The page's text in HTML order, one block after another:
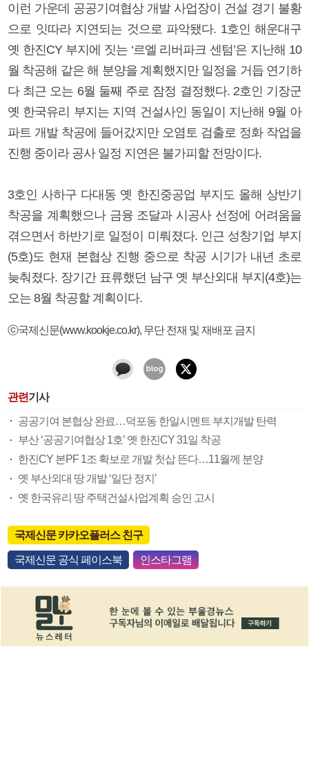
이런 가운데 공공기여협상 개발 사업장이 건설 경기 불황
으로 잇따라 지연되는 것으로 파악됐다. 1호인 해운대구
옛 한진CY 부지에 짓는 ‘르엘 리버파크 센텀’은 지난해 10
월 착공해 같은 해 분양을 계획했지만 일정을 거듭 연기하
다 최근 오는 6월 둘째 주로 잠정 결정했다. 2호인 기장군
옛 한국유리 부지는 지역 건설사인 동일이 지난해 9월 아
파트 개발 착공에 들어갔지만 오염토 검출로 정화 작업을
진행 중이라 공사 일정 지연은 불가피할 전망이다.
3호인 사하구 다대동 옛 한진중공업 부지도 올해 상반기
착공을 계획했으나 금융 조달과 시공사 선정에 어려움을
겪으면서 하반기로 일정이 미뤄졌다. 인근 성창기업 부지
(5호)도 현재 본협상 진행 중으로 착공 시기가 내년 초로
늦춰졌다. 장기간 표류했던 남구 옛 부산외대 부지(4호)는
오는 8월 착공할 계획이다.
ⓒ국제신문(www.kookje.co.kr), 무단 전재 및 재배포 금지
관련기사
공공기여 본협상 완료…덕포동 한일시멘트 부지개발 탄력
부산 ‘공공기여협상 1호’ 옛 한진CY 31일 착공
한진CY 본PF 1조 확보로 개발 첫삽 뜬다…11월께 분양
옛 부산외대 땅 개발 ‘일단 정지’
옛 한국유리 땅 주택건설사업계획 승인 고시
국제신문 카카오플러스 친구
국제신문 공식 페이스북 인스타그램